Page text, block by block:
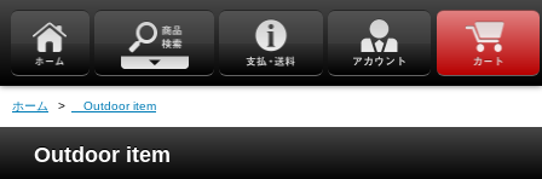
ホーム > Outdoor item
Outdoor item